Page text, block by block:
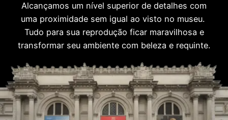
Alcançamos um nível superior de detalhes com
uma proximidade sem igual ao visto no museu.
Tudo para sua reprodução ficar maravilhosa e
transformar seu ambiente com beleza e requinte.